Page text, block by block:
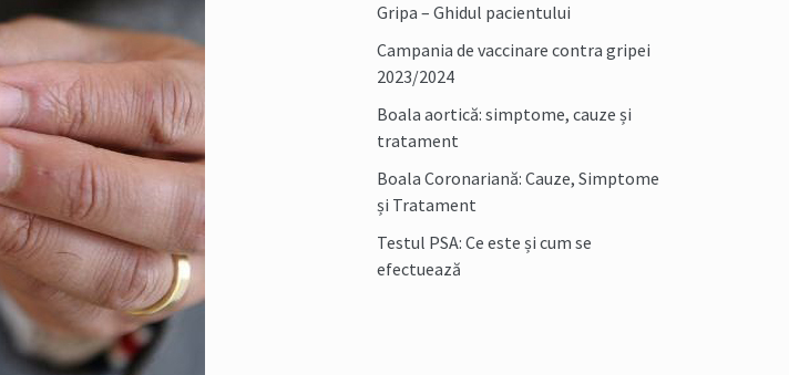
Gripa – Ghidul pacientului
Campania de vaccinare contra gripei
2023/2024
Boala aortică: simptome, cauze și
tratament
Boala Coronariană: Cauze, Simptome
și Tratament
Testul PSA: Ce este și cum se
efectuează